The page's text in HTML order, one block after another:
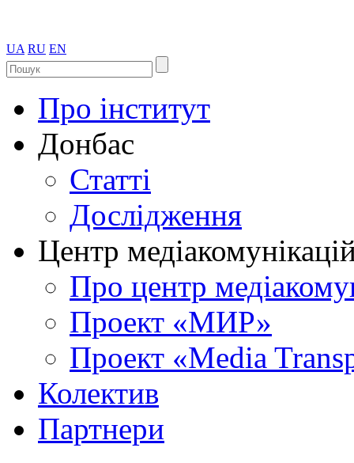
UA RU EN
Про інститут
Донбас
Статті
Дослідження
Центр
Про центр
Проект «МИР»
Проект «Media
Колектив
Партнери